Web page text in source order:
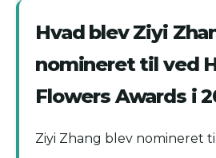
Hvad blev Ziyi
nomineret til ved
Flowers Awards i
Ziyi Zhang blev nomineret